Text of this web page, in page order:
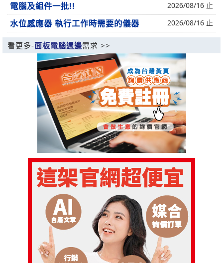
電腦及組件一批!! 2026/08/16 止
水位感應器 執行工作時需要的儀器 2026/08/16 止
看更多-面板電腦週邊需求 >>